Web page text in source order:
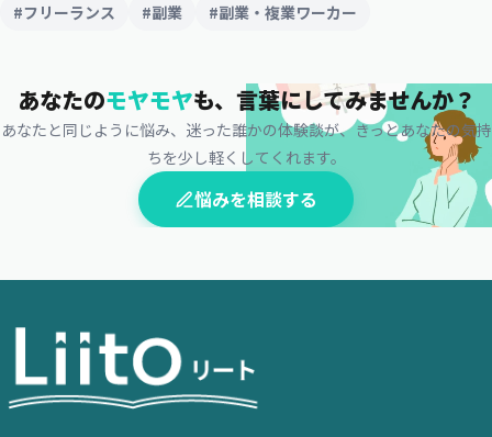
#フリーランス
#副業 #副業・複業ワーカー
あなたのモヤモヤも、 言葉にしてみませんか？
あなたと同じように悩み、迷った誰かの体験談が、きっとあなたの気持
ちを少し軽くしてくれます。
悩みを相談する